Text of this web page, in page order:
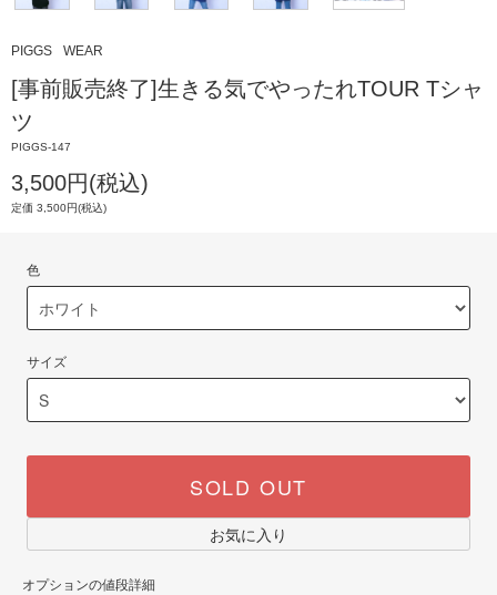
PIGGS WEAR
[事前販売終了]生きる気でやったれTOUR Tシャ
ツ
PIGGS-147
3,500円(税込)
定価 3,500円(税込)
色
サイズ
SOLD OUT
お気に入り
オプションの値段詳細